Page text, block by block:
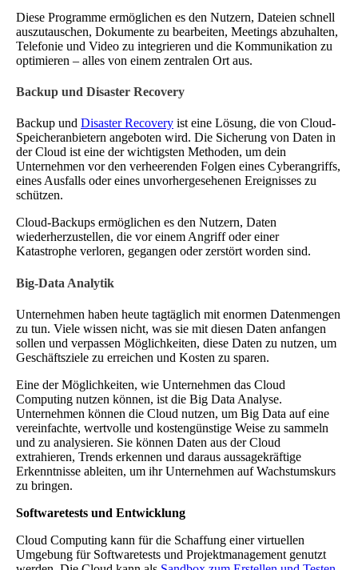
Diese Programme ermöglichen es den Nutzern, Dateien schnell
auszutauschen, Dokumente zu bearbeiten, Meetings abzuhalten,
Telefonie und Video zu integrieren und die Kommunikation zu
optimieren – alles von einem zentralen Ort aus.
Backup und Disaster Recovery
Backup und Disaster Recovery ist eine Lösung, die von Cloud-
Speicheranbietern angeboten wird. Die Sicherung von Daten in
der Cloud ist eine der wichtigsten Methoden, um dein
Unternehmen vor den verheerenden Folgen eines Cyberangriffs,
eines Ausfalls oder eines unvorhergesehenen Ereignisses zu
schützen.
Cloud-Backups ermöglichen es den Nutzern, Daten
wiederherzustellen, die vor einem Angriff oder einer
Katastrophe verloren, gegangen oder zerstört worden sind.
Big-Data Analytik
Unternehmen haben heute tagtäglich mit enormen Datenmengen
zu tun. Viele wissen nicht, was sie mit diesen Daten anfangen
sollen und verpassen Möglichkeiten, diese Daten zu nutzen, um
Geschäftsziele zu erreichen und Kosten zu sparen.
Eine der Möglichkeiten, wie Unternehmen das Cloud
Computing nutzen können, ist die Big Data Analyse.
Unternehmen können die Cloud nutzen, um Big Data auf eine
vereinfachte, wertvolle und kostengünstige Weise zu sammeln
und zu analysieren. Sie können Daten aus der Cloud
extrahieren, Trends erkennen und daraus aussagekräftige
Erkenntnisse ableiten, um ihr Unternehmen auf Wachstumskurs
zu bringen.
Softwaretests und Entwicklung
Cloud Computing kann für die Schaffung einer virtuellen
Umgebung für Softwaretests und Projektmanagement genutzt